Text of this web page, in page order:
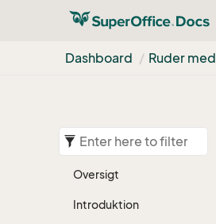
Dashboard Ruder
Oversigt
Introduktion